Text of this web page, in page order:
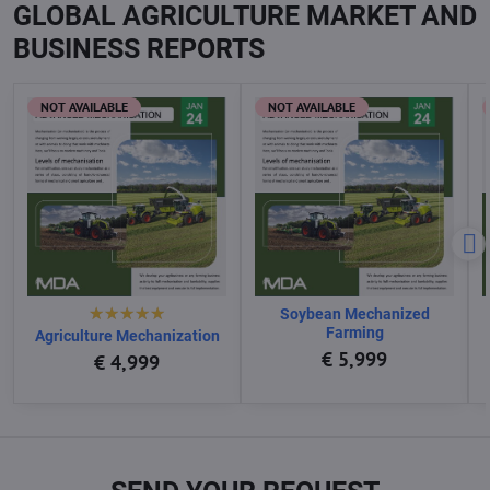
GLOBAL AGRICULTURE MARKET AND
BUSINESS REPORTS
NOT AVAILABLE
Agriculture Mechanization
€ 4,999
NOT AVAILABLE
Soybean Mechanized
Farming
€ 5,999